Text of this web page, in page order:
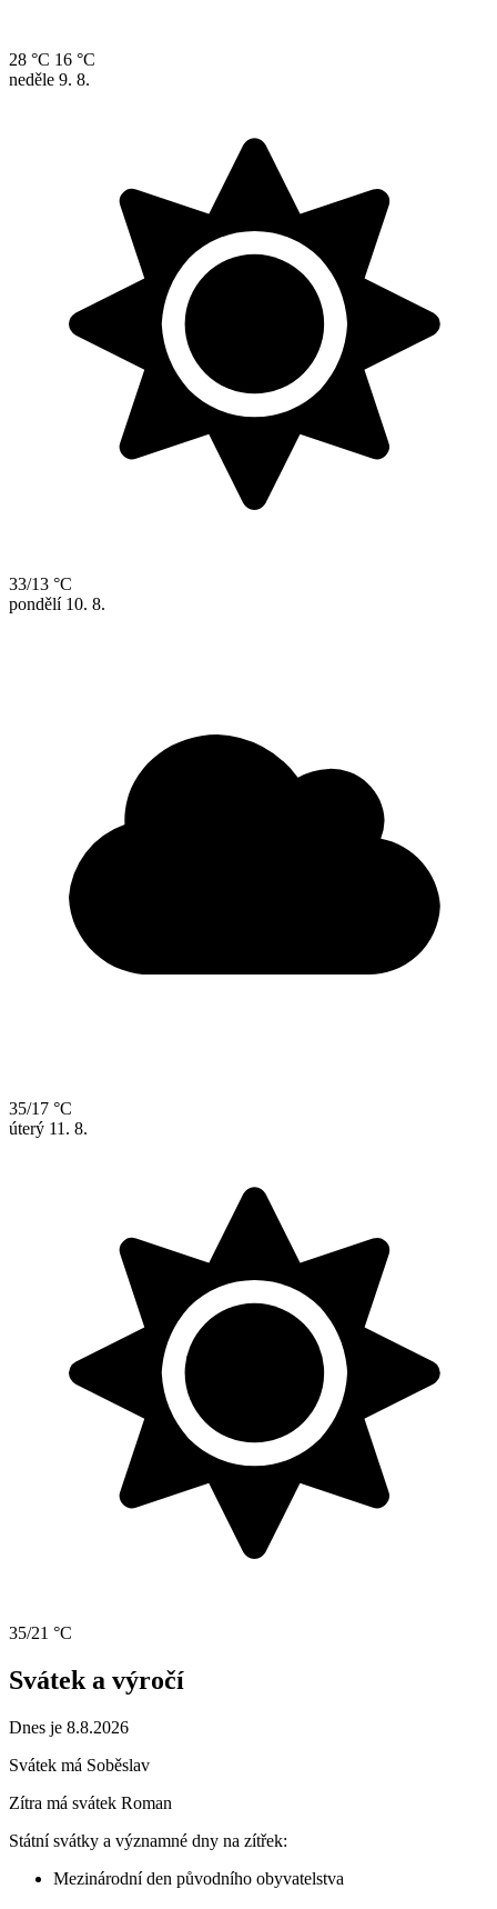
28 °C 16 °C
neděle 9. 8.
33/13 °C
pondělí 10. 8.
35/17 °C
úterý 11. 8.
35/21 °C
Svátek a výročí
Dnes je 8.8.2026
Svátek má Soběslav
Zítra má svátek Roman
Státní svátky a významné dny na zítřek:
Mezinárodní den původního obyvatelstva